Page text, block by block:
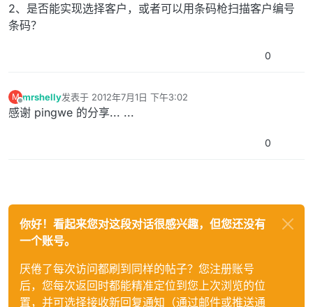
2、是否能实现选择客户，或者可以用条码枪扫描客户编号
条码？
0
M
离线
mrshelly发表于 2012年7月1日 下午3:02
最后由 编辑
感谢 pingwe 的分享... ...
0
你好！看起来您对这段对话很感兴趣，但您还没有
一个账号。
厌倦了每次访问都刷到同样的帖子？您注册账号
后，您每次返回时都能精准定位到您上次浏览的位
置，并可选择接收新回复通知（通过邮件或推送通